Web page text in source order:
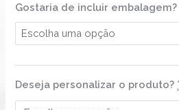
Gostaria de incluir embalagem?
Deseja personalizar o produto? *